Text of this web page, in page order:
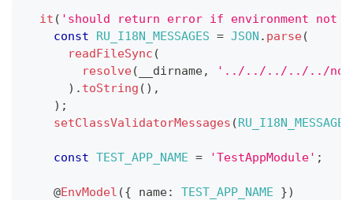
it ( 'should return error if environment not
const
RU_I18N_MESSAGES = JSON . parse(
readFileSync (
resolve( __dirname,
'../../../../../
) . toString ( ) ,
) ;
setClassValidatorMessages (RU_I18N_MESSAGES
const TEST_APP_NAME = 'TestAppModule' ;
@EnvModel ({ name: TEST_APP_NAME })